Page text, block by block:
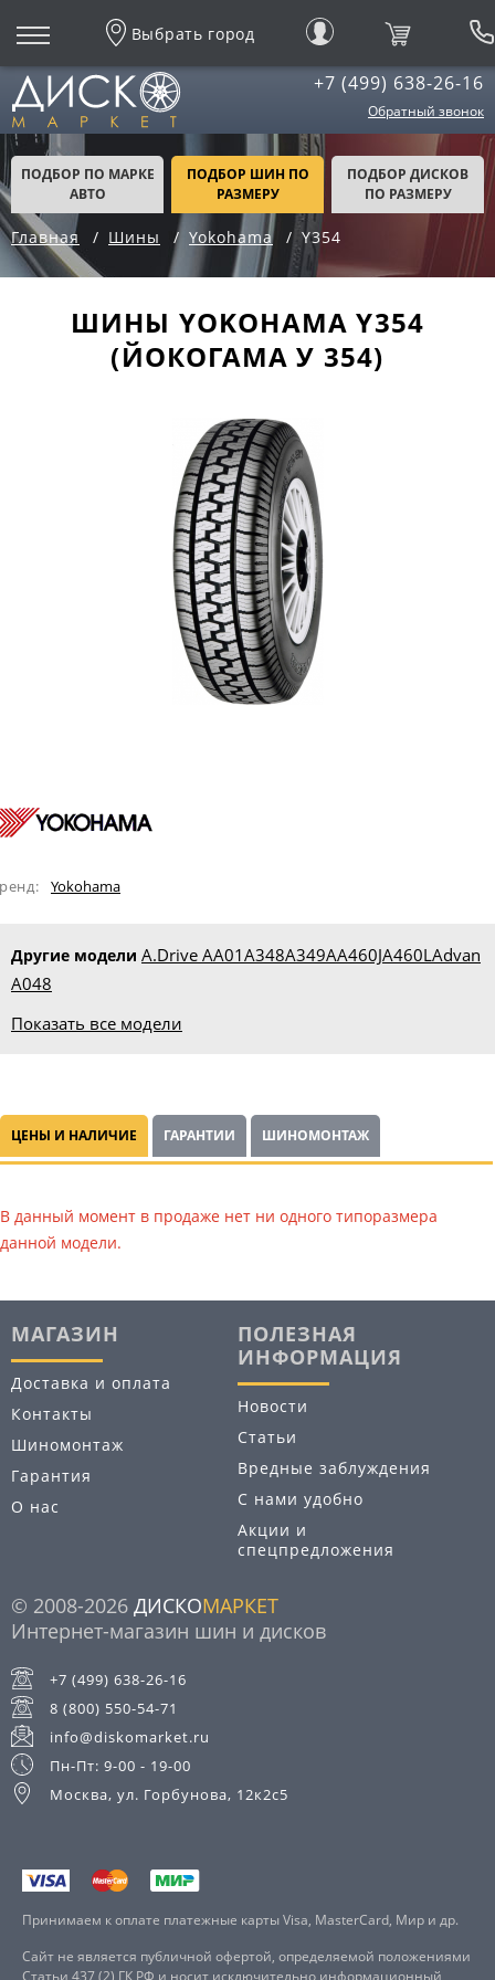
Выбрать город
+7 (499) 638-26-16
Обратный звонок
ПОДБОР ПО МАРКЕ
АВТО
ПОДБОР ШИН ПО
РАЗМЕРУ
ПОДБОР ДИСКОВ
ПО РАЗМЕРУ
Главная Шины Yokohama Y354
ШИНЫ YOKOHAMA Y354
(ЙОКОГАМА У 354)
Yokohama
Другие модели A.Drive AA01A348A349AA460JA460LAdvan
A048
Показать все модели
ЦЕНЫ И НАЛИЧИЕ ГАРАНТИИ ШИНОМОНТАЖ
В данный момент в продаже нет ни одного типоразмера
данной модели.
МАГАЗИН
Доставка и оплата
Контакты
Шиномонтаж
Гарантия
О нас
ПОЛЕЗНАЯ
ИНФОРМАЦИЯ
Новости
Статьи
Вредные заблуждения
С нами удобно
Акции и
спецпредложения
© 2008-2026 ДИСКОМАРКЕТ
Интернет-магазин шин и дисков
+7 (499) 638-26-16
8 (800) 550-54-71
info@diskomarket.ru
Пн-Пт: 9-00 - 19-00
Москва, ул. Горбунова, 12к2с5
Принимаем к оплате платежные карты Visa, MasterCard, Мир и др.
Сайт не является публичной офертой, определяемой положениями
Статьи 437 (2) ГК РФ и носит исключительно информационный